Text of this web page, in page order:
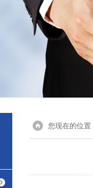
您现在的位置